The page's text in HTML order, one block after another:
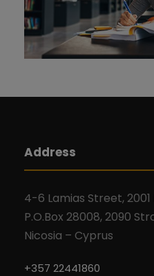
Address
4-6 Lamias Street,
P.O.Box 28008, 2090
Nicosia – Cyprus
+357 22441860